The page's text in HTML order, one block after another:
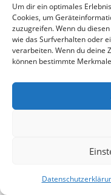
Um dir ein optimales
Cookies, um
zuzugreifen. Wenn du
wie das Surfverhalten oder
verarbeiten. Wenn du deine
können bestimmte
veröffentlicht:
Deutsch-